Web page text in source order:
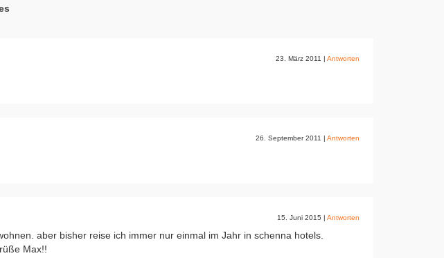
23. März 2011 | Antworten
26. September 2011 | Antworten
15. Juni 2015 | Antworten
aber bisher reise ich immer nur einmal im Jahr in schenna hotels.
Max!!